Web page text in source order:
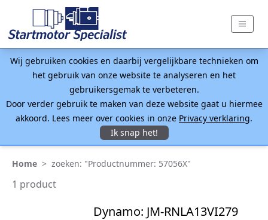
Wij gebruiken cookies en daarbij vergelijkbare technieken om
het gebruik van onze website te analyseren en het
gebruikersgemak te verbeteren.
Door verder gebruik te maken van deze website gaat u hiermee
akkoord. Lees meer over cookies in onze Privacy verklaring.
Ik snap het!
Home > zoeken: "Productnummer: 57056X"
1 product
Dynamo: JM-RNLA13VI279